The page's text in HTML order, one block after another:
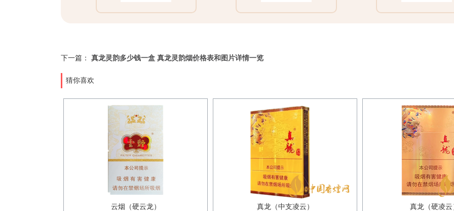
下一篇： 真龙灵韵多少钱一盒 真龙灵韵烟价格表和图片详情一览
猜你喜欢
云烟（硬云龙） 真龙（中支凌云） 真龙（硬凌云